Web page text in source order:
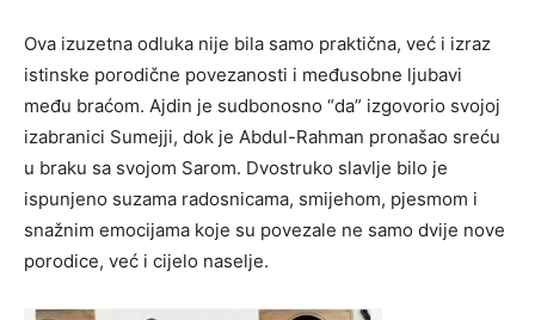
Ova izuzetna odluka nije bila samo praktična, već i izraz
istinske porodične povezanosti i međusobne ljubavi
među braćom. Ajdin je sudbonosno “da” izgovorio svojoj
izabranici Sumejji, dok je Abdul-Rahman pronašao sreću
u braku sa svojom Sarom. Dvostruko slavlje bilo je
ispunjeno suzama radosnicama, smijehom, pjesmom i
snažnim emocijama koje su povezale ne samo dvije nove
porodice, već i cijelo naselje.